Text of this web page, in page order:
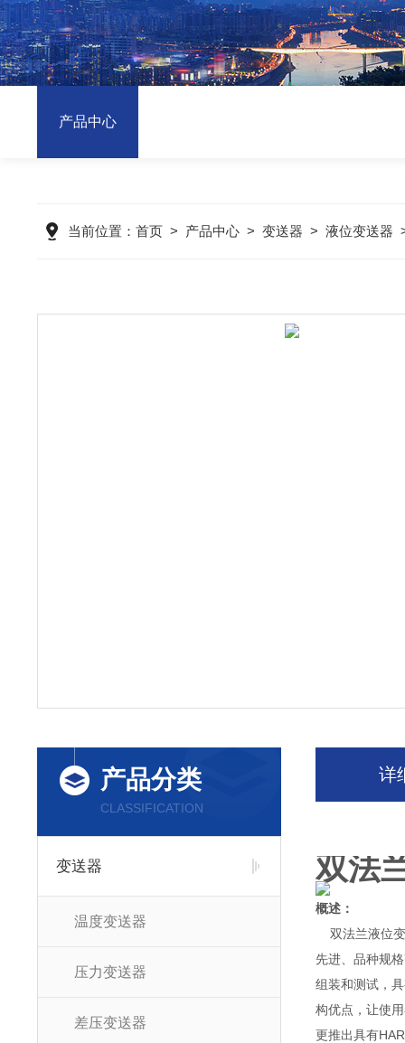
产品中心
当前位置： 首页> 产品中心> 变送器 > 液位变送器
产品分类
CLASSIFICATION
变送器
温度变送器
压力变送器
差压变送器
详
双法
概述：
双法兰液位变
先进、品种规
组装和测试，
构优点，让使
更推出具有